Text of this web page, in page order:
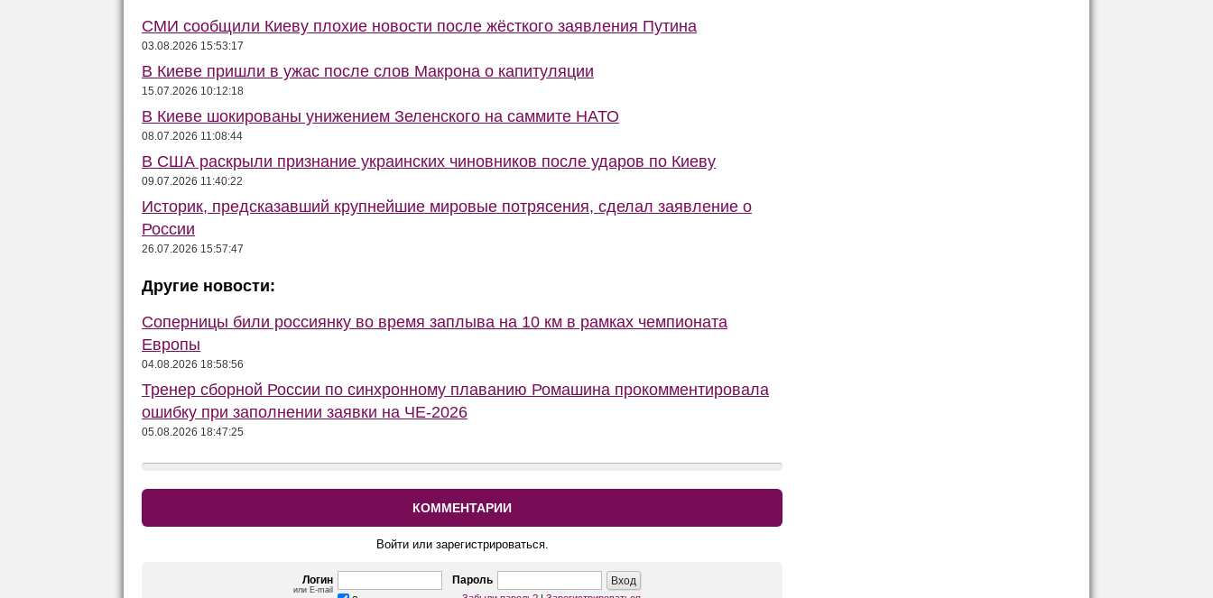
СМИ сообщили Киеву плохие новости после жёсткого заявления Путина
03.08.2026 15:53:17
В Киеве пришли в ужас после слов Макрона о капитуляции
15.07.2026 10:12:18
В Киеве шокированы унижением Зеленского на саммите НАТО
08.07.2026 11:08:44
В США раскрыли признание украинских чиновников после ударов по Киеву
09.07.2026 11:40:22
Историк, предсказавший крупнейшие мировые потрясения, сделал заявление о
России
26.07.2026 15:57:47
Другие новости:
Соперницы били россиянку во время заплыва на 10 км в рамках чемпионата
Европы
04.08.2026 18:58:56
Тренер сборной России по синхронному плаванию Ромашина прокомментировала
ошибку при заполнении заявки на ЧЕ-2026
05.08.2026 18:47:25
КОММЕНТАРИИ
Войти или зарегистрироваться.
Логин
или E-mail
Пароль